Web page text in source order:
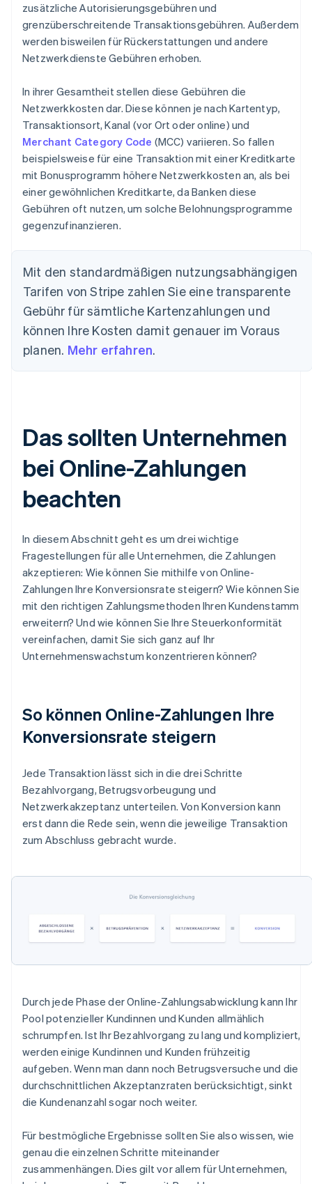
zusätzliche Autorisierungsgebühren und
grenzüberschreitende Transaktionsgebühren. Außerdem
werden bisweilen für Rückerstattungen und andere
Netzwerkdienste Gebühren erhoben.
In ihrer Gesamtheit stellen diese Gebühren die
Netzwerkkosten dar. Diese können je nach Kartentyp,
Transaktionsort, Kanal (vor Ort oder online) und
Merchant Category Code (MCC) variieren. So fallen
beispielsweise für eine Transaktion mit einer Kreditkarte
mit Bonusprogramm höhere Netzwerkkosten an, als bei
einer gewöhnlichen Kreditkarte, da Banken diese
Gebühren oft nutzen, um solche Belohnungsprogramme
gegenzufinanzieren.
Mit den standardmäßigen nutzungsabhängigen
Tarifen von Stripe zahlen Sie eine transparente
Gebühr für sämtliche Kartenzahlungen und
können Ihre Kosten damit genauer im Voraus
planen. Mehr erfahren.
Das sollten Unternehmen
bei Online-Zahlungen
beachten
In diesem Abschnitt geht es um drei wichtige
Fragestellungen für alle Unternehmen, die Zahlungen
akzeptieren: Wie können Sie mithilfe von Online-
Zahlungen Ihre Konversionsrate steigern? Wie können Sie
mit den richtigen Zahlungsmethoden Ihren Kundenstamm
erweitern? Und wie können Sie Ihre Steuerkonformität
vereinfachen, damit Sie sich ganz auf Ihr
Unternehmenswachstum konzentrieren können?
So können Online-Zahlungen Ihre
Konversionsrate steigern
Jede Transaktion lässt sich in die drei Schritte
Bezahlvorgang, Betrugsvorbeugung und
Netzwerkakzeptanz unterteilen. Von Konversion kann
erst dann die Rede sein, wenn die jeweilige Transaktion
zum Abschluss gebracht wurde.
Durch jede Phase der Online-Zahlungsabwicklung kann Ihr
Pool potenzieller Kundinnen und Kunden allmählich
schrumpfen. Ist Ihr Bezahlvorgang zu lang und kompliziert,
werden einige Kundinnen und Kunden frühzeitig
aufgeben. Wenn man dann noch Betrugsversuche und die
durchschnittlichen Akzeptanzraten berücksichtigt, sinkt
die Kundenanzahl sogar noch weiter.
Für bestmögliche Ergebnisse sollten Sie also wissen, wie
genau die einzelnen Schritte miteinander
zusammenhängen. Dies gilt vor allem für Unternehmen,